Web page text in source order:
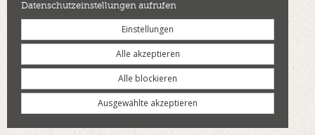
Datenschutzeinstellungen aufrufen
Einstellungen
Alle akzeptieren
Alle blockieren
Ausgewählte akzeptieren